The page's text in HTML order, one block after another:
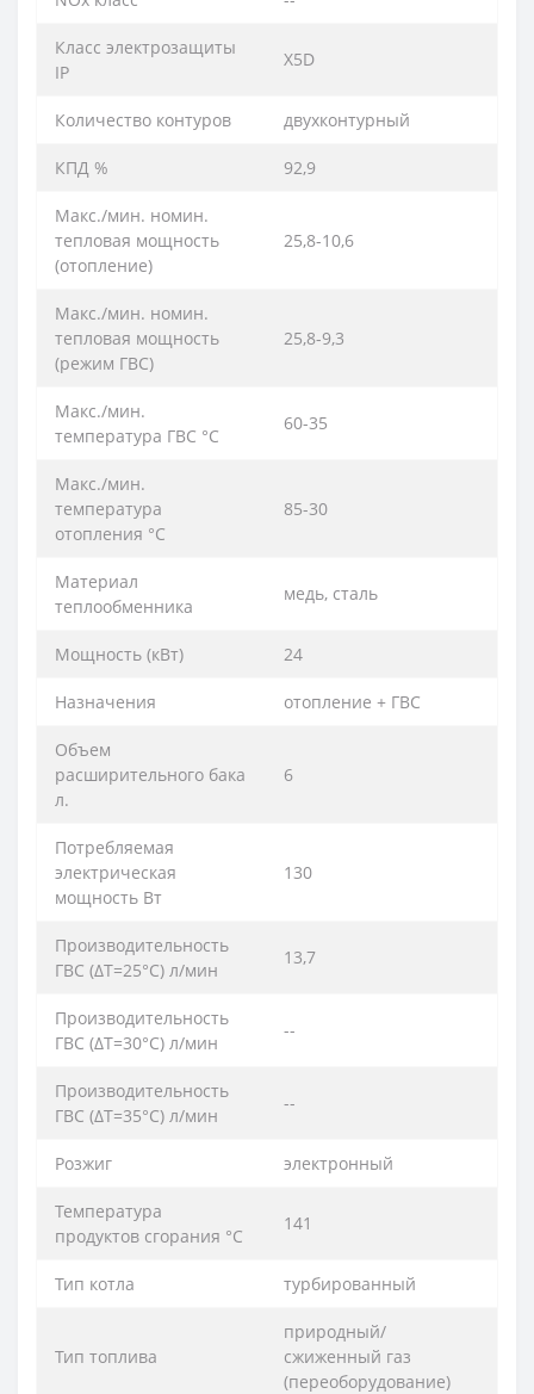
Класс электрозащиты
IP
X5D
Количество контуров двухконтурный
КПД % 92,9
Макс./мин. номин.
тепловая мощность
(отoпление)
25,8-10,6
Макс./мин. номин.
тепловая мощность
(режим ГВС)
25,8-9,3
Макс./мин.
температура ГВС °C
60-35
Макс./мин.
температура
отопления °C
85-30
Материал
теплообменника
медь, сталь
Мощность (кВт) 24
Назначения отопление + ГВС
Объем
расширительного бака
л.
6
Потребляемая
электрическая
мощность Вт
130
Производительность
ГВС (ΔT=25°C) л/мин
13,7
Производительность
ГВС (ΔT=30°C) л/мин
--
Производительность
ГВС (ΔT=35°C) л/мин
--
Розжиг электронный
Температура
продуктов сгорания °C
141
Тип котла турбированный
Тип топлива
природный/
сжиженный газ
(переоборудование)